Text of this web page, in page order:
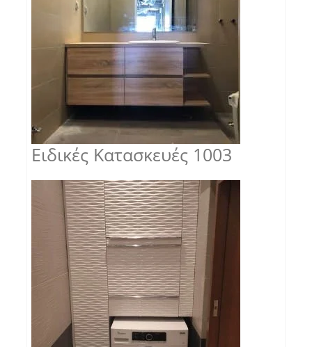
Ειδικές Κατασκευές 1003